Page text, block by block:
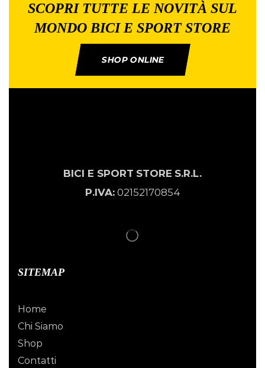
SCOPRI TUTTE LE NOVITÀ SUL
MONDO BICI E SPORT STORE
SHOP ONLINE
BICI E SPORT STORE S.R.L.
P.IVA:02152170854
SITEMAP
Home
Chi Siamo
Shop
Contatti